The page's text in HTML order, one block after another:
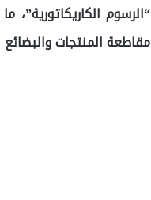
“الرسوم
مقاطعة المنتجات والبضائع